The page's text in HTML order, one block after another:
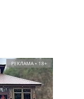
РЕКЛАМА • 18+